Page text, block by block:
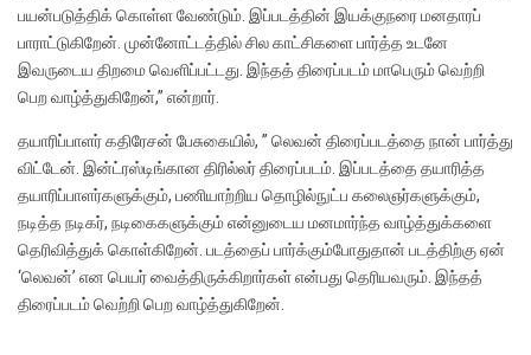
பயன்படுத்திக் கொள்ள வேண்டும். இப்படத்தின் இயக்குநரை மனதாரப்
பாராட்டுகிறேன். முன்னோட்டத்தில் சில காட்சிகளை பார்த்த உடனே
இவருடைய திறமை வெளிப்பட்டது.‌ இந்தத் திரைப்படம் மாபெரும் வெற்றி
பெற வாழ்த்துகிறேன்,” என்றார்.
தயாரிப்பாளர் கதிரேசன் பேசுகையில், ” லெவன் திரைப்படத்தை நான் பார்த்து
விட்டேன். இன்ட்ரஸ்டிங்கான திரில்லர் திரைப்படம். இப்படத்தை தயாரித்த
தயாரிப்பாளர்களுக்கும், பணியாற்றிய தொழில்நுட்ப கலைஞர்களுக்கும்,
நடித்த நடிகர், நடிகைகளுக்கும் என்னுடைய மனமார்ந்த வாழ்த்துக்களை
தெரிவித்துக் கொள்கிறேன். படத்தைப் பார்க்கும்போதுதான் படத்திற்கு ஏன்
‘லெவன்’ என பெயர் வைத்திருக்கிறார்கள் என்பது தெரியவரும். இந்தத்
திரைப்படம் வெற்றி பெற வாழ்த்துகிறேன்.